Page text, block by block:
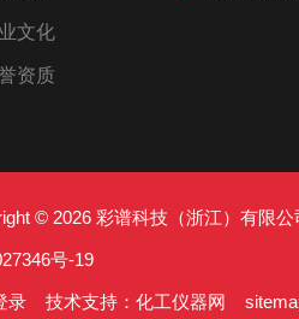
文化
资质
© 2026 彩谱科技（浙江）有限
号-19
录 技术支持： 化工仪器网